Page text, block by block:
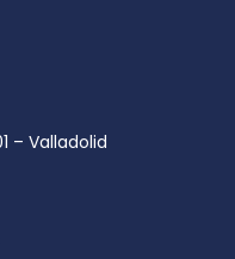
– Valladolid